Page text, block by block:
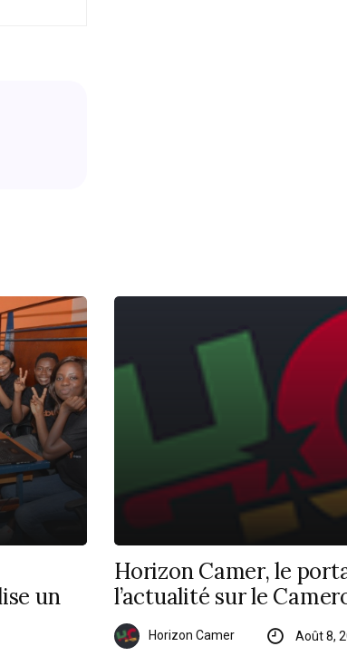
un
Horizon Camer, le
l’actualité sur le
Horizon Camer Août 8,